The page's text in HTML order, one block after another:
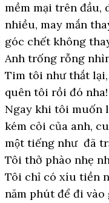
mềm mại trên đầu,
nhiều, may mắn
góc chết không
Anh trống rỗng
Tim tôi như thắt
quên tôi rồi đó nha!
Ngay khi tôi muốn
kém cỏi của anh,
một tiếng như đã
Tôi thở phào nhẹ
Tôi chỉ có xíu tiền
năm phút để đi vào